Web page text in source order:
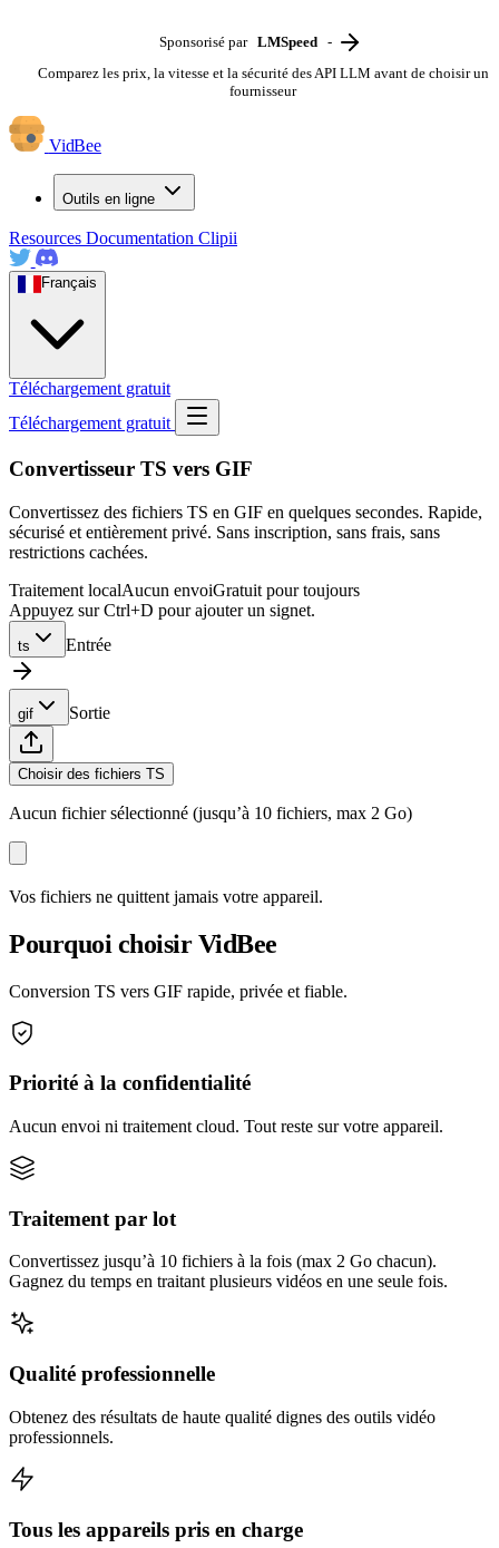
Sponsorisé par LMSpeed
-
Comparez les prix, la vitesse et la sécurité des API LLM avant de choisir un
fournisseur
VidBee
Outils en ligne
Resources Documentation Clipii
Français
Téléchargement gratuit
Téléchargement gratuit
Convertisseur TS vers GIF
Convertissez des fichiers TS en GIF en quelques secondes. Rapide,
sécurisé et entièrement privé. Sans inscription, sans frais, sans
restrictions cachées.
Traitement localAucun envoiGratuit pour toujours
Appuyez sur Ctrl+D pour ajouter un signet.
ts Entrée
gif Sortie
Choisir des fichiers TS
Aucun fichier sélectionné (jusqu’à 10 fichiers, max 2 Go)
Vos fichiers ne quittent jamais votre appareil.
Pourquoi choisir VidBee
Conversion TS vers GIF rapide, privée et fiable.
Priorité à la confidentialité
Aucun envoi ni traitement cloud. Tout reste sur votre appareil.
Traitement par lot
Convertissez jusqu’à 10 fichiers à la fois (max 2 Go chacun).
Gagnez du temps en traitant plusieurs vidéos en une seule fois.
Qualité professionnelle
Obtenez des résultats de haute qualité dignes des outils vidéo
professionnels.
Tous les appareils pris en charge